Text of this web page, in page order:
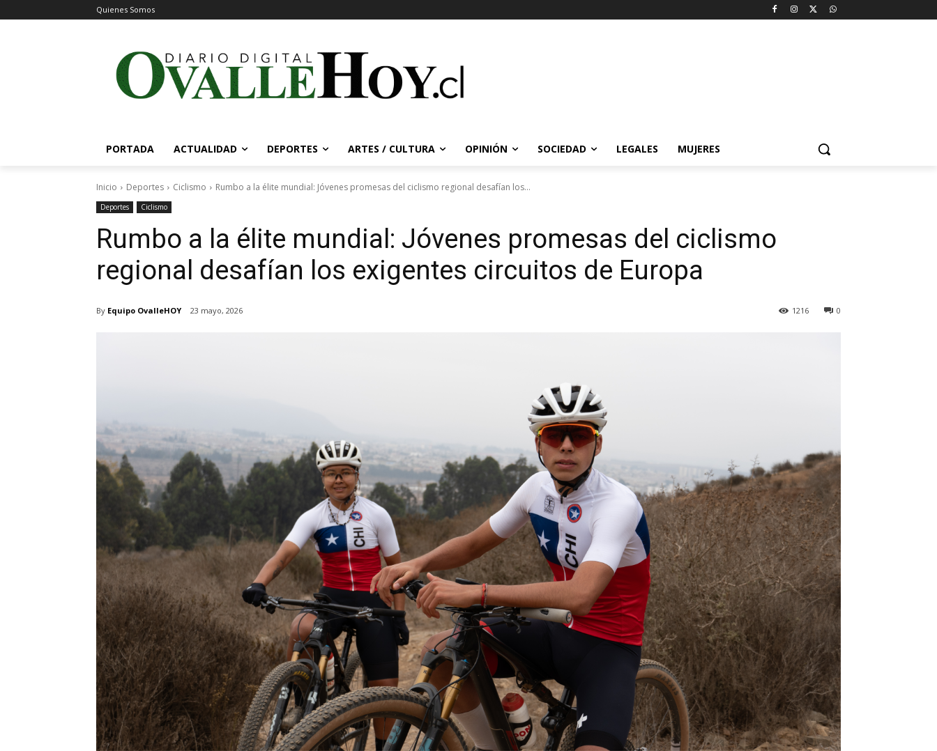
Quienes Somos
PORTADA ACTUALIDAD DEPORTES ARTES / CULTURA OPINIÓN SOCIEDAD LEGALES MUJERES
Inicio Deportes Ciclismo Rumbo a la élite mundial: Jóvenes promesas del ciclismo regional desafían los...
Deportes Ciclismo
Rumbo a la élite mundial: Jóvenes promesas del ciclismo
regional desafían los exigentes circuitos de Europa
By Equipo OvalleHOY 23 mayo, 2026 0
1216